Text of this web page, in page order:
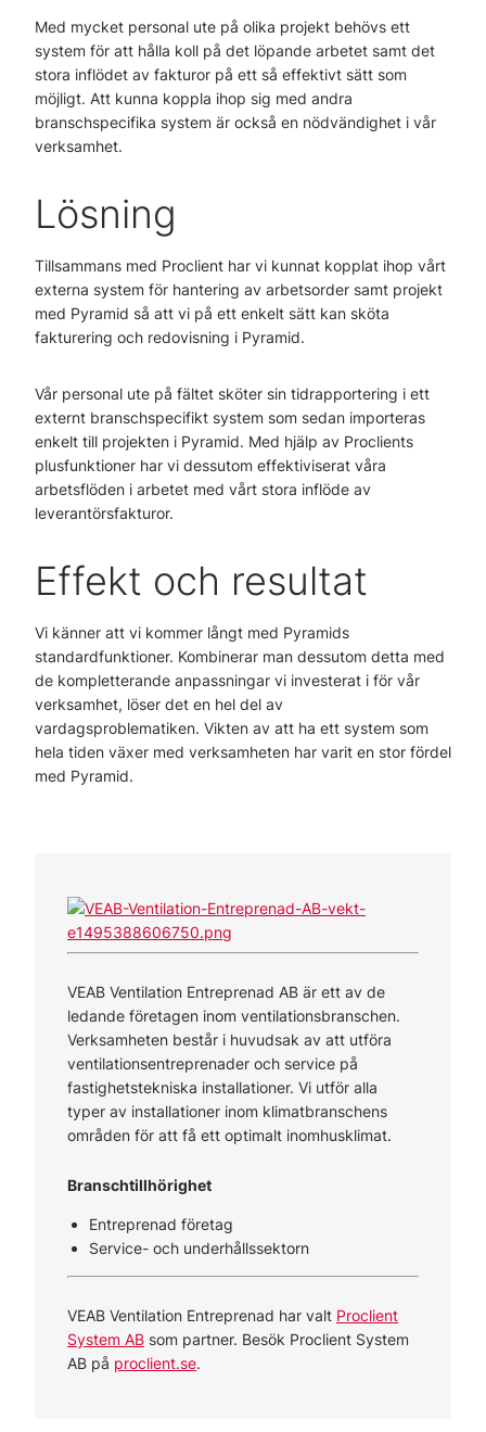
Med mycket personal ute på olika projekt behövs ett
system för att hålla koll på det löpande arbetet samt det
stora inflödet av fakturor på ett så effektivt sätt som
möjligt. Att kunna koppla ihop sig med andra
branschspecifika system är också en nödvändighet i vår
verksamhet.
Lösning
Tillsammans med Proclient har vi kunnat kopplat ihop vårt
externa system för hantering av arbetsorder samt projekt
med Pyramid så att vi på ett enkelt sätt kan sköta
fakturering och redovisning i Pyramid.
Vår personal ute på fältet sköter sin tidrapportering i ett
externt branschspecifikt system som sedan importeras
enkelt till projekten i Pyramid. Med hjälp av Proclients
plusfunktioner har vi dessutom effektiviserat våra
arbetsflöden i arbetet med vårt stora inflöde av
leverantörsfakturor.
Effekt och resultat
Vi känner att vi kommer långt med Pyramids
standardfunktioner. Kombinerar man dessutom detta med
de kompletterande anpassningar vi investerat i för vår
verksamhet, löser det en hel del av
vardagsproblematiken. Vikten av att ha ett system som
hela tiden växer med verksamheten har varit en stor fördel
med Pyramid.
VEAB Ventilation Entreprenad AB är ett av de
ledande företagen inom ventilationsbranschen.
Verksamheten består i huvudsak av att utföra
ventilationsentreprenader och service på
fastighetstekniska installationer. Vi utför alla
typer av installationer inom klimatbranschens
områden för att få ett optimalt inomhusklimat.
Branschtillhörighet
Entreprenad företag
Service- och underhållssektorn
VEAB Ventilation Entreprenad har valt Proclient
System AB som partner. Besök Proclient System
AB på proclient.se.